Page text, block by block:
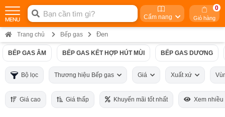
Cẩm nang Giỏ hàng
0
Trang chủ Bếp gas Đen
BẾP GAS ÂM BẾP GAS KẾT HỢP HÚT MÙI BẾP GAS DƯƠNG
Bộ lọc Thương hiệu Bếp gas Giá Xuất xứ
Giá cao Giá thấp Khuyến mãi tốt nhất Xem nhiều